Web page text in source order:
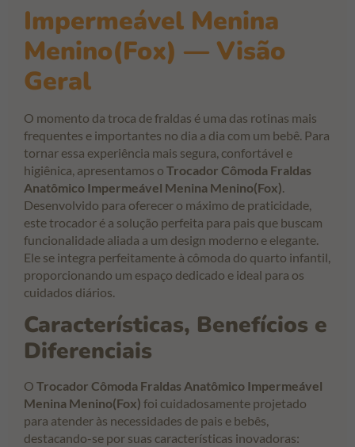
Impermeável Menina
Menino(Fox) — Visão
Geral
O momento da troca de fraldas é uma das rotinas mais
frequentes e importantes no dia a dia com um bebê. Para
tornar essa experiência mais segura, confortável e
higiênica, apresentamos o Trocador Cômoda Fraldas
Anatômico Impermeável Menina Menino(Fox)
Desenvolvido para oferecer o máximo de praticidade,
este trocador é a solução perfeita para pais que buscam
funcionalidade aliada a um design moderno e elegante.
Ele se integra perfeitamente à cômoda do quarto infantil,
proporcionando um espaço dedicado e ideal para os
cuidados diários.
Características, Benefícios e
Diferenciais
O Trocador Cômoda Fraldas Anatômico Impermeável
Menina Menino(Fox) foi cuidadosamente projetado
para atender às necessidades de pais e bebês,
destacando-se por suas características inovadoras: